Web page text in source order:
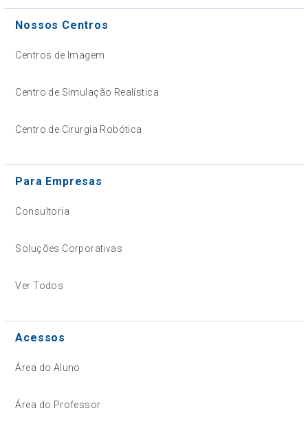
Nossos Centros
Centros de Imagem
Centro de Simulação Realística
Centro de Cirurgia Robótica
Para Empresas
Consultoria
Soluções Corporativas
Ver Todos
Acessos
Área do Aluno
Área do Professor